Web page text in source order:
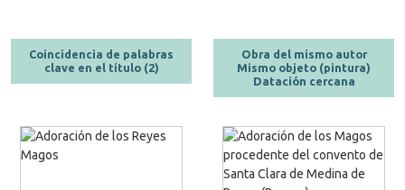
Coincidencia de palabras
clave en el título (2)
Obra del mismo autor
Mismo objeto (pintura)
Datación cercana